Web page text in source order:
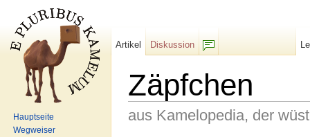
Zäpfchen
aus Kamelopedia, der
Artikel
Diskussion
Hauptseite
Wegweiser